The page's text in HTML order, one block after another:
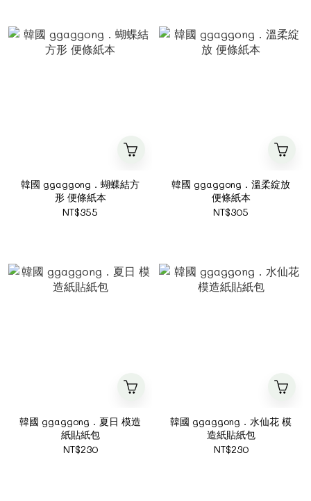
韓國 ggaggong．蝴蝶結方
形 便條紙本
NT$355
韓國 ggaggong．溫柔綻放
便條紙本
NT$305
韓國 ggaggong．夏日 模造
紙貼紙包
NT$230
韓國 ggaggong．水仙花 模
造紙貼紙包
NT$230